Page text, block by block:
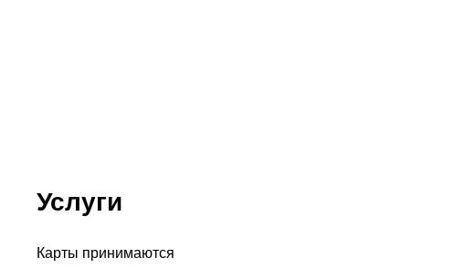
Услуги
Карты принимаются